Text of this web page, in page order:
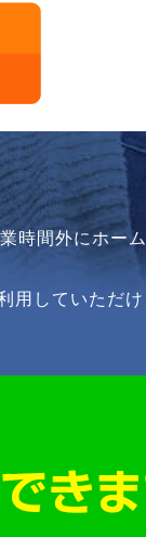
時間外にホー
用していただ